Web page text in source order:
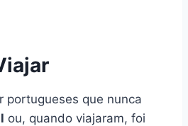
portugueses que nunca
ou, quando viajaram, foi